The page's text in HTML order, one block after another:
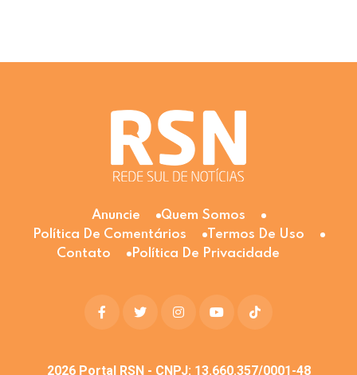
Anuncie
Quem Somos
Política De Comentários
Termos De Uso
Contato
Política De Privacidade
2026Portal RSN - CNPJ: 13.660.357/0001-48